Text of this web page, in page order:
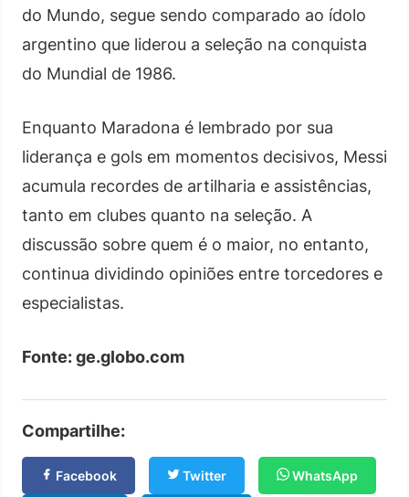
do Mundo, segue sendo comparado ao ídolo
argentino que liderou a seleção na conquista
do Mundial de 1986.
Enquanto Maradona é lembrado por sua
liderança e gols em momentos decisivos, Messi
acumula recordes de artilharia e assistências,
tanto em clubes quanto na seleção. A
discussão sobre quem é o maior, no entanto,
continua dividindo opiniões entre torcedores e
especialistas.
Fonte: ge.globo.com
Compartilhe:
Facebook Twitter WhatsApp